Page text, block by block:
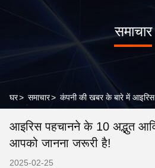
समाचार
घर> समाचार>
आइरिस पहचानने के 10 अद्भुत
आपको जानना जरूरी है!
2025-02-25